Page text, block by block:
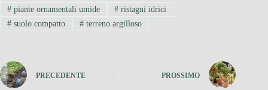
#piante ornamentali umide #ristagni idrici
#suolo compatto #terreno argilloso
PRECEDENTE PROSSIMO